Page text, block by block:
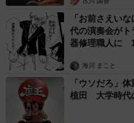
「お前さえい
代の演奏会が
器修理職人に
海川 まこと
「ウソだろ」
植田 大学時代